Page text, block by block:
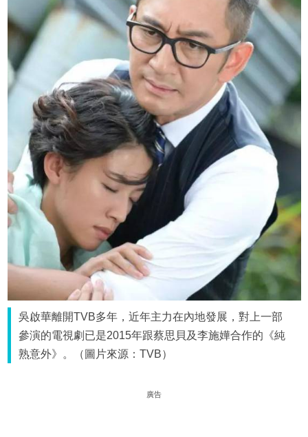
吳啟華離開TVB多年，近年主力在內地發展，對上一部
參演的電視劇已是2015年跟蔡思貝及李施嬅合作的《純
熟意外》。（圖片來源：TVB）
廣告